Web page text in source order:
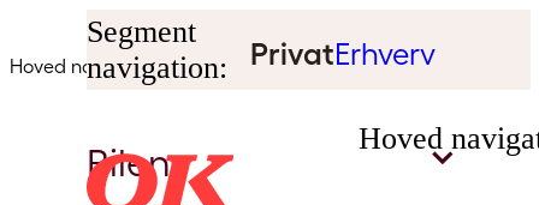
Segment
navigation:
PrivatErhverv
Hoved
Hoved navigation:
Bilen